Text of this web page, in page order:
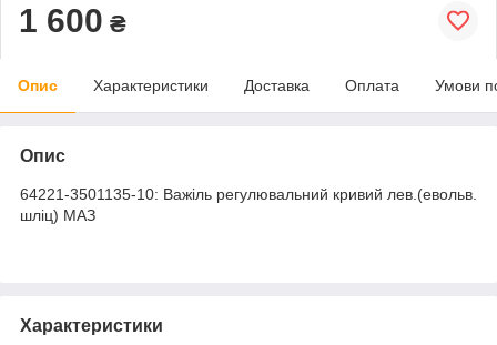
1 600 ₴
Опис Характеристики Доставка Оплата Умови
Опис
64221-3501135-10: Важіль регулювальний кривий лев.(евольв.
шліц) МАЗ
Характеристики